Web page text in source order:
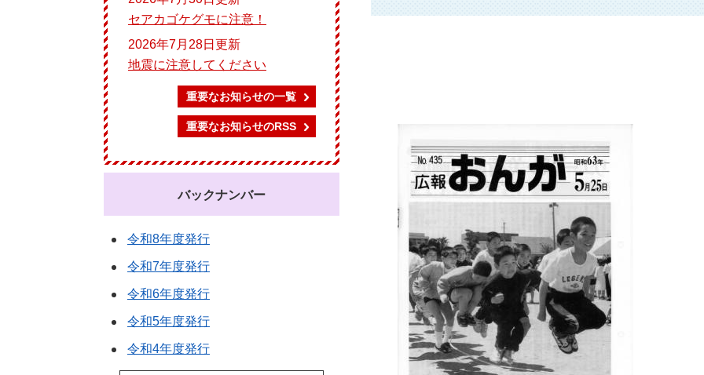
セアカゴケグモに注意！
2026年7月28日更新
地震に注意してください
重要なお知らせの一覧
重要なお知らせのRSS
バックナンバー
令和8年度発行
令和7年度発行
令和6年度発行
令和5年度発行
令和4年度発行